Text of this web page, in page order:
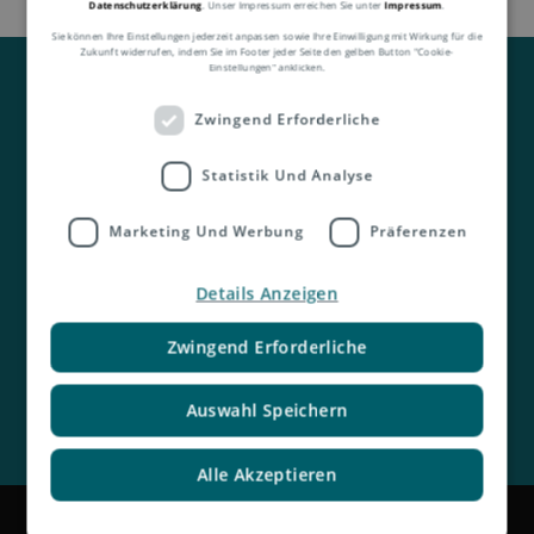
Kontakt
Impressum
Datenschutzerklärung . Unser Impressum erreichen Sie unterImpressum.
Sie können Ihre Einstellungen jederzeit anpassen sowie Ihre Einwilligung mit Wirkung für die
Zukunft widerrufen, indem Sie im Footer jeder Seite den gelben Button "Cookie-
Einstellungen" anklicken.
Zwingend Erforderliche
Statistik Und Analyse
Marketing Und Werbung Präferenzen
Auswahl Speichern
Alle Akzeptieren
Zwingend Erforderliche
Details Anzeigen